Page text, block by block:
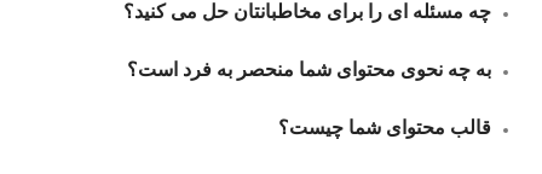
چه مسئله ای را برای مخاطبانتان حل می کنید؟
به چه نحوی محتوای شما منحصر به فرد است؟
قالب محتوای شما چیست؟